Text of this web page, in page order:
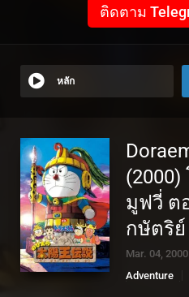
ติดตาม
หลัก
(2000)
มูฟวี่ ต
กษัตริย์
Mar. 04, 2000
Adventure